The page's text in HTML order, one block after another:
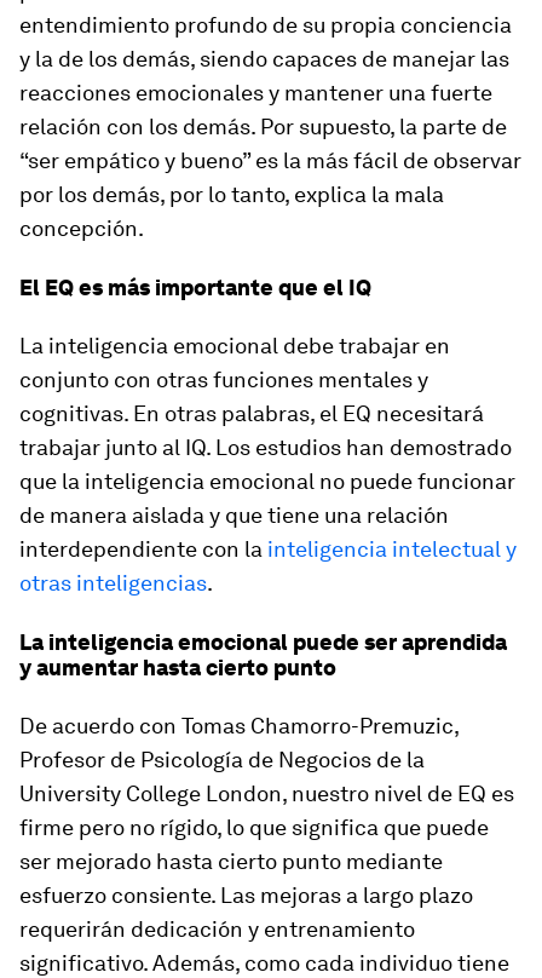
entendimiento profundo de su propia conciencia
y la de los demás, siendo capaces de manejar las
reacciones emocionales y mantener una fuerte
relación con los demás. Por supuesto, la parte de
“ser empático y bueno” es la más fácil de observar
por los demás, por lo tanto, explica la mala
concepción.
El EQ es más importante que el IQ
La inteligencia emocional debe trabajar en
conjunto con otras funciones mentales y
cognitivas. En otras palabras, el EQ necesitará
trabajar junto al IQ. Los estudios han demostrado
que la inteligencia emocional no puede funcionar
de manera aislada y que tiene una relación
interdependiente con la inteligencia intelectual y
otras inteligencias.
La inteligencia emocional puede ser aprendida
y aumentar hasta cierto punto
De acuerdo con Tomas Chamorro-Premuzic,
Profesor de Psicología de Negocios de la
University College London, nuestro nivel de EQ es
firme pero no rígido, lo que significa que puede
ser mejorado hasta cierto punto mediante
esfuerzo consiente. Las mejoras a largo plazo
requerirán dedicación y entrenamiento
significativo. Además, como cada individuo tiene